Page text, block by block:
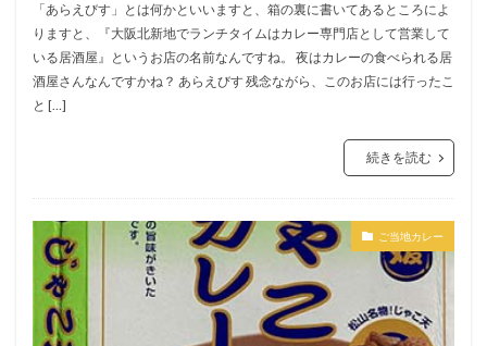
「あらえびす」とは何かといいますと、箱の裏に書いてあるところによ
りますと、『大阪北新地でランチタイムはカレー専門店として営業して
いる居酒屋』というお店の名前なんですね。 夜はカレーの食べられる居
酒屋さんなんですかね？ あらえびす 残念ながら、このお店には行ったこ
と […]
続きを読む
ご当地カレー